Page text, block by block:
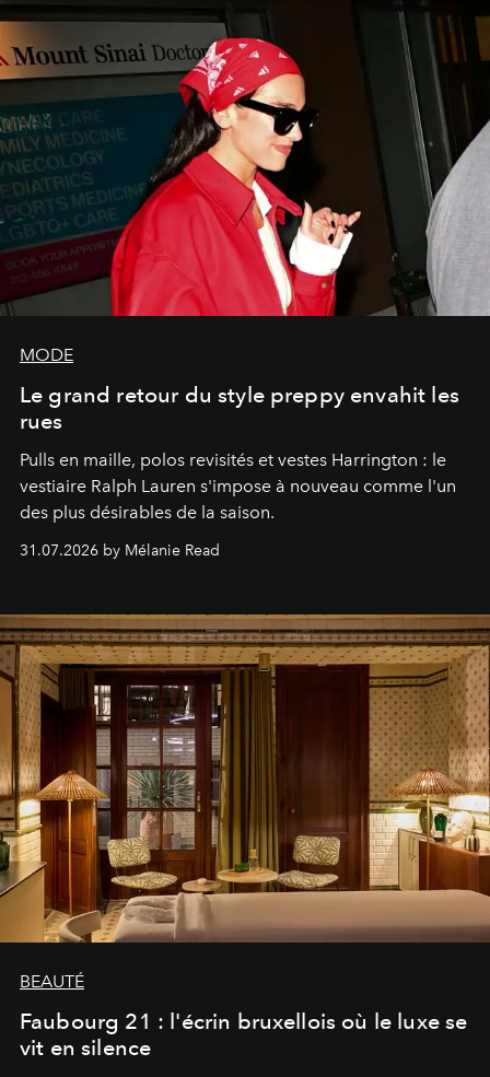
MODE
Le grand retour du style preppy envahit les
rues
Pulls en maille, polos revisités et vestes Harrington : le
vestiaire Ralph Lauren s'impose à nouveau comme l'un
des plus désirables de la saison.
31.07.2026 by Mélanie Read
BEAUTÉ
Faubourg 21 : l'écrin bruxellois où le luxe se
vit en silence